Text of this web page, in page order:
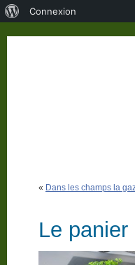
« Dans les champs la
Le
Connexion